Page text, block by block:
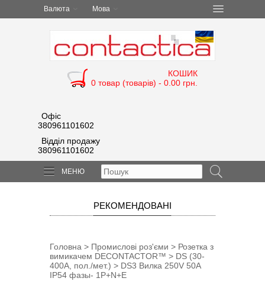
Валюта Мова
КОШИК
0 товар (товарів) - 0.00 грн.
Офіс
380961101602
Відділ продажу
380961101602
МЕНЮ
РЕКОМЕНДОВАНІ
Головна > Промислові роз'єми > Розетка з
вимикачем DECONTACTOR™ > DS (30-
400A, пол./мет.) > DS3 Вилка 250V 50A
IP54 фазы- 1P+N+E